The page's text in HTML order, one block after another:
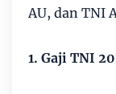
AU, dan TNI
1. Gaji TNI